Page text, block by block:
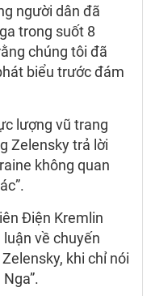
người dân đã
trong suốt 8
chúng tôi đã
biểu trước đám
lượng vũ trang
Zelensky trả lời
không quan
Điện Kremlin
về chuyến
khi chỉ nói